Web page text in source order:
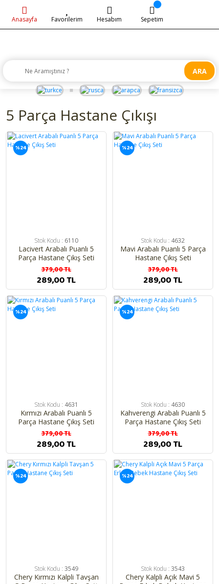
ARA
Anasayfa Favorilerim Hesabım Sepetim
5 Parça Hastane Çıkışı
%24
Stok Kodu : 6110
Lacivert Arabalı Puanlı 5
Parça Hastane Çıkış Seti
379,00 TL
289,00 TL
%24
Stok Kodu : 4632
Mavi Arabalı Puanlı 5 Parça
Hastane Çıkış Seti
379,00 TL
289,00 TL
%24
Stok Kodu : 4631
Kırmızı Arabalı Puanlı 5
Parça Hastane Çıkış Seti
379,00 TL
289,00 TL
%24
Stok Kodu : 4630
Kahverengi Arabalı Puanlı 5
Parça Hastane Çıkış Seti
379,00 TL
289,00 TL
%24
Stok Kodu : 3549
Chery Kırmızı Kalpli Tavşan
%24
Stok Kodu : 3543
Chery Kalpli Açık Mavi 5